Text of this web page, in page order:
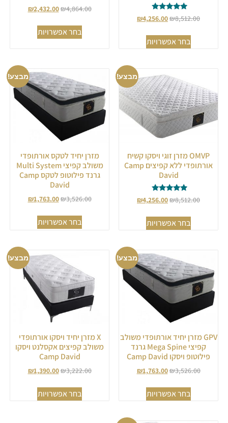
דורג
5.00
₪8,512.00
₪4,256.00
בחר אפשרויות
דורג
5.00
₪4,864.00
₪2,432.00
בחר אפשרויות
מבצע!
OMVP מזרן זוגי ויסקו קשיח
אורתופדי ללא קפיצים Camp
David
דורג
5.00
₪8,512.00
₪4,256.00
בחר אפשרויות
מבצע!
מזרן יחיד לטקס אורתופדי
משולב קפיצי Multi System
גרנד פילוטופ לטקס Camp
David
₪3,526.00
₪1,763.00
בחר אפשרויות
מבצע!
GPV מזרן יחיד אורתופדי משולב
קפיצי Mega Spine גרנד
פילוטופ ויסקו Camp David
₪3,526.00
₪1,763.00
בחר אפשרויות
מבצע!
X מזרן יחיד ויסקו אורתופדי
משולב קפיצים אקסלנט ויסקו
Camp David
₪3,222.00
₪1,390.00
בחר אפשרויות